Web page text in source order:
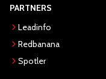
PARTNERS
Leadinfo
Redbanana
Spotler